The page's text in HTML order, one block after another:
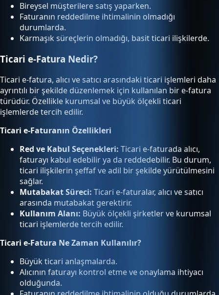
Bireysel müşterilere satış yaparken.
Faturanın reddedilme ihtimalinin olmadığı
durumlarda.
Karmaşık süreçlerin olmadığı, basit ticari ilişkilerde.
Ticari e-Fatura Nedir?
Ticari e-fatura, alıcı ve satıcı arasındaki ticari işlemleri daha
ayrıntılı bir şekilde düzenlemek için kullanılan bir e-fatura
türüdür. Özellikle kurumsal ve büyük ölçekli ticari
işlemlerde tercih edilir.
Ticari e-Faturanın Özellikleri
Red ve Kabul Seçenekleri: Ticari e-faturada alıcı,
faturayı kabul edebilir ya da reddedebilir. Bu durum,
ticari ilişkilerin şeffaf ve adil bir şekilde yürütülmesini
sağlar.
Mutabakat Süreci: Ticari e-faturalar, alıcı ve satıcı
arasında mutabakat gerektirir.
Kullanım Alanı: Büyük ölçekli şirketler ve kurumsal
ticari işlemlerde tercih edilir.
Ticari e-Fatura Ne Zaman Kullanılır?
Büyük ticari anlaşmalarda.
Alıcının faturayı kontrol etme ve onaylama ihtiyacı
olduğunda.